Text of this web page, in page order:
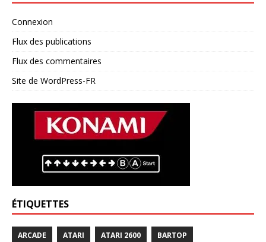
Connexion
Flux des publications
Flux des commentaires
Site de WordPress-FR
ÉTIQUETTES
ARCADE ATARI ATARI 2600 BARTOP